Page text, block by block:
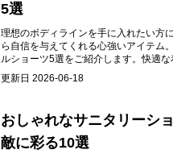
5選
理想のボディラインを手に入れたい方
ら自信を与えてくれる心強いアイテム
ルショーツ5選をご紹介します。快適
う。
更新日 2026-06-18
おしゃれなサニタリーシ
敵に彩る10選